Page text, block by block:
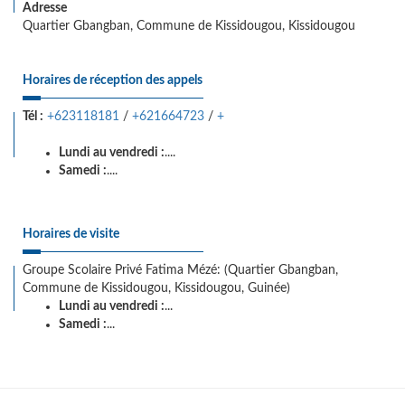
Adresse
Quartier Gbangban, Commune de Kissidougou, Kissidougou
Horaires de réception des appels
Tél : +623118181 / +621664723 / +
Lundi au vendredi :....
Samedi :....
Horaires de visite
Groupe Scolaire Privé Fatima Mézé: (Quartier Gbangban,
Commune de Kissidougou, Kissidougou, Guinée)
Lundi au vendredi :...
Samedi :...